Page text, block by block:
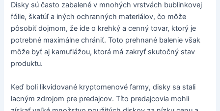
Disky sú často zabalené v mnohých vrstvách bublinkovej
fólie, škatúľ a iných ochranných materiálov, čo môže
pôsobiť dojmom, že ide o krehký a cenný tovar, ktorý je
potrebné maximálne chrániť. Toto prehnané balenie však
môže byť aj kamuflážou, ktorá má zakryť skutočný stav
produktu.
Keď boli likvidované kryptomenové farmy, disky sa stali
lacným zdrojom pre predajcov. Títo predajcovia mohli